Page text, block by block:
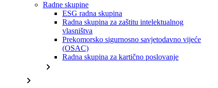
Radne skupine
ESG radna skupina
Radna skupina za zaštitu intelektualnog
vlasništva
Prekomorsko sigurnosno savjetodavno vijeće
(OSAC)
Radna skupina za kartično poslovanje
chevron_right
chevron_right